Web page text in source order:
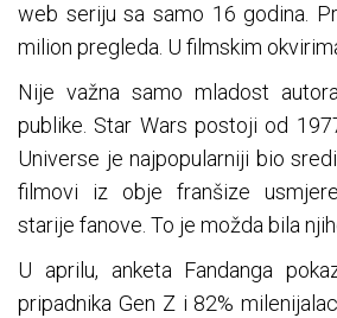
web seriju sa samo 16 godina.
milion pregleda. U filmskim
Nije važna samo mladost
publike. Star Wars postoji od
Universe je najpopularniji bio
filmovi iz obje franšize
starije fanove. To je možda bila
U aprilu, anketa Fandanga
pripadnika Gen Z i 82%